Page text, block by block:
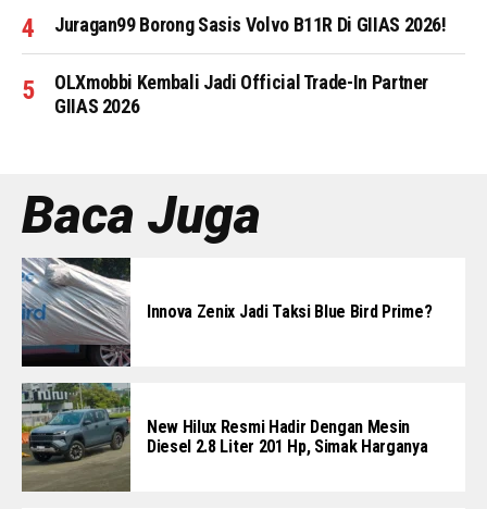
Juragan99 Borong Sasis Volvo B11R Di GIIAS 2026!
OLXmobbi Kembali Jadi Official Trade-In Partner
GIIAS 2026
Baca Juga
Innova Zenix Jadi Taksi Blue Bird Prime?
New Hilux Resmi Hadir Dengan Mesin
Diesel 2.8 Liter 201 Hp, Simak Harganya